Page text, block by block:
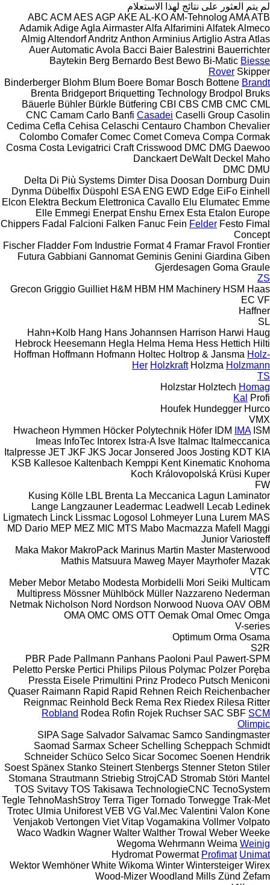
لم يتم العثور على نتائج لهذا الاستعلام
ABC ACM AES AGP AKE AL-KOAM-Tehnolog AMAATB
AdamikAdigeAgla AirmasterAlfa Alfarimini AlfatekAlmeco
Almig AltendorfAndritz Anthon ArminiusArtiglioAstra Atlas
AuerAutomaticAvola Bacci Baier Balestrini Bauerrichter
Baytekin Berg Bernardo Best Bewo Bi-Matic Biesse
Rover Skipper
Binderberger Blohm Blum Boere Bomar Bosch Bottene Brandt
Brenta Bridgeport Briquetting Technology Brodpol Bruks
Bäuerle Bühler Bürkle Bütfering CBI CBS CMB CMC CML
CNC Camam Carlo Banfi Casadei Caselli Group Casolin
Cedima Cefla Cehisa Celaschi Centauro Chambon Chevalier
Colombo Comafer Comec Comet Comeva Compa Cormak
Cosma Costa Levigatrici Craft Crisswood DMC DMG Daewoo
Danckaert DeWalt Deckel Maho
DMC DMU
Delta Di Più Systems Dimter Disa Doosan Dornburg Duin
Dynma Dübelfix Düspohl ESA ENG EWD Edge EiFo Einhell
Elcon Elektra Beckum Elettronica Cavallo Elu Elumatec Emme
Elle Emmegi Enerpat Enshu Ernex Esta Etalon Europe
Chippers Fadal Falcioni Falken Fanuc Fein Felder Festo Fimal
Concept
Fischer Fladder Fom Industrie Format 4 Framar Fravol Frontier
Futura Gabbiani Gannomat Geminis Genini Giardina Giben
Gjerdesagen Goma Graule
ZS
Grecon Griggio Guilliet H&M HBM HM Machinery HSM Haas
EC VF
Haffner
SL
Hahn+Kolb Hang Hans Johannsen Harrison Harwi Haug
Hebrock Heesemann Hegla Helma Hema Hess Hettich Hilti
Hoffman Hoffmann Hofmann Holtec Holtrop & Jansma Holz-
Her Holzkraft Holzma Holzmann
TS
Holzstar Holztech Homag
Kal
Profi
Houfek Hundegger Hurco
VMX
Hwacheon Hymmen Höcker Polytechnik Höfer IDM IMA ISM
Imeas InfoTec Intorex Istra-A Isve Italmac Italmeccanica
Italpresse JET JKF JKS Jocar Jonsered Joos Josting KDT KIA
KSB Kallesoe Kaltenbach Kemppi Kent Kinematic Knohoma
Koch Královopolská Krüsi Kuper
FW
Kusing Kölle LBL Brenta La Meccanica Lagun Laminator
Lange Langzauner Leadermac Leadwell Lecab Ledinek
Ligmatech Linck Lissmac Logosol Lohmeyer Luna Lurem MAS
MD Dario MEP MEZ MIC MTS Mabo Macmazza Mafell
Maggi
Junior Variosteff
Maka Makor MakroPack Marinus Martin Master Masterwood
Mathis Matsuura Maweg Mayer Mayrhofer Mazak
VTC
Meber Mebor Metabo Modesta Morbidelli Mori Seiki Multicam
Multipress Mössner Mühlböck Müller Nazzareno Nederman
Netmak Nicholson Nord Nordson Norwood Nuova OAV OBM
OMA OMC OMS OTT Oemak Omal Omec Omga
V-series
Optimum Orma Osama
S2R
PBR Pade Pallmann Panhans Paoloni Paul
Pawert-SPM
Peletto Perske Pertici Philips Pilous Polymac Polzer Poręba
Pressta Eisele Primultini Prinz Prodeco Putsch Meniconi
Quaser Raimann Rapid Rapid Rehnen Reich Reichenbacher
Reignmac Reinhold Beck Rema Rex Riedex Rilesa Ritter
Robland Rodea Rofin Rojek Ruchser SAC SBF SCM
Olimpic
SIPA Sage Salvador Salvamac Samco Sandingmaster
Saomad Sarmax Scheer Schelling Scheppach Schmidt
Schneider Schüco Selco Sicar Socomec Soenen Hendrik
Soest Spänex Stanko Steinert Stenbergs Stenner Steton Stiler
Stomana Strautmann Striebig StrojCAD Stromab Störi Mantel
TOS Svitavy TOS Takisawa TechnologieCNC TecnoSystem
Tegle TehnoMashStroy Terra Tiger Tornado Torwegge Trak-Met
Trotec Ulmia Uniforest VEB VG Val.Mec Valentini Valon Kone
Venjakob Vertongen Viet Vitap Vogamakina Vollmer Volpato
Waco Wadkin Wagner Walter Walther Trowal Weber Weeke
Wegoma Wehrmann Weima Weinig
Hydromat Powermat Profimat Unimat
Wektor Wemhöner White Wikoma Winter Wintersteiger Wirex
Wood-Mizer Woodland Mills Zünd Żefam